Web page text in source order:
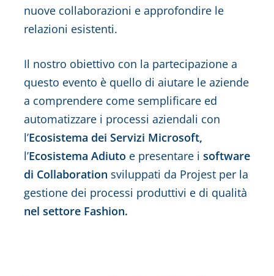
nuove collaborazioni e approfondire le
relazioni esistenti.
Il nostro obiettivo con la partecipazione a
questo evento è quello di aiutare le aziende
a comprendere come semplificare ed
automatizzare i processi aziendali con
l’Ecosistema dei Servizi Microsoft,
l’Ecosistema Adiuto e presentare i software
di Collaboration sviluppati da Projest per la
gestione dei processi produttivi e di qualità
nel settore Fashion.